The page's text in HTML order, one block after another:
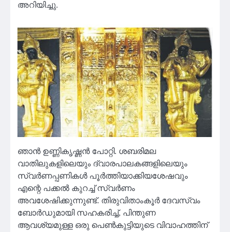
അറിയിച്ചു.
ഞാന്‍ ഉണ്ണികൃഷ്ണന്‍ പോറ്റി. ശബരിമല
വാതിലുകളിലെയും ദ്വാരപാലകങ്ങളിലെയും
സ്വര്‍ണപ്പണികള്‍ പൂര്‍ത്തിയാക്കിയശേഷവും
എന്റെ പക്കല്‍ കുറച്ച് സ്വര്‍ണം
അവശേഷിക്കുന്നുണ്ട്. തിരുവിതാംകൂര്‍ ദേവസ്വം
ബോര്‍ഡുമായി സഹകരിച്ച്, പിന്തുണ
ആവശ്യമുള്ള ഒരു പെണ്‍കുട്ടിയുടെ വിവാഹത്തിന്